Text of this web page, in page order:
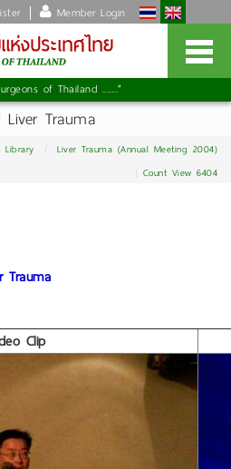
Member Login
of Thailand ......."
Trauma
Library
Liver Trauma (Annual Meeting 2004)
Count View 6404
Trauma
Clip